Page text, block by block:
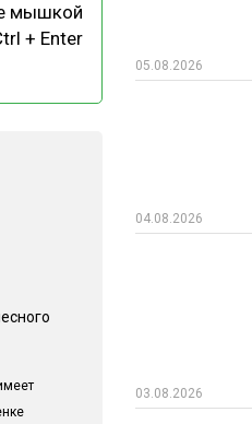
ИТОГИ МЕРОПРИЯТИЙ
мышкой
+ Enter
05.08.2026
04.08.2026
03.08.2026